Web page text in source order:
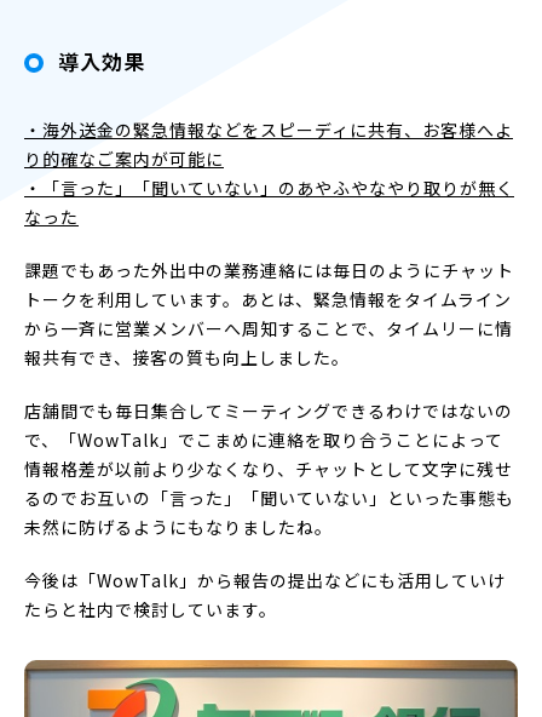
導入効果
・海外送金の緊急情報などをスピーディに共有、お客様へよ
り的確なご案内が可能に
・「言った」「聞いていない」のあやふやなやり取りが無く
なった
課題でもあった外出中の業務連絡には毎日のようにチャット
トークを利用しています。あとは、緊急情報をタイムライン
から一斉に営業メンバーへ周知することで、タイムリーに情
報共有でき、接客の質も向上しました。
店舗間でも毎日集合してミーティングできるわけではないの
で、「WowTalk」でこまめに連絡を取り合うことによって
情報格差が以前より少なくなり、チャットとして文字に残せ
るのでお互いの「言った」「聞いていない」といった事態も
未然に防げるようにもなりましたね。
今後は「WowTalk」から報告の提出などにも活用していけ
たらと社内で検討しています。